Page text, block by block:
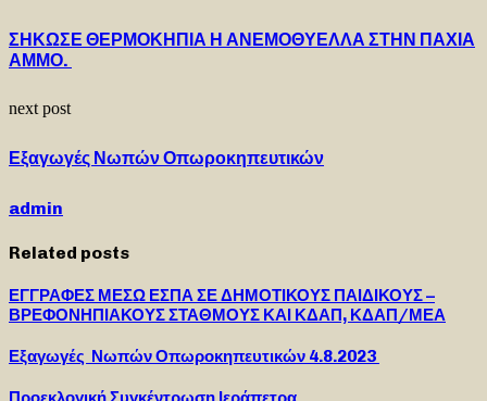
ΣΗΚΩΣΕ ΘΕΡΜΟΚΗΠΙΑ Η ΑΝΕΜΟΘΥΕΛΛΑ ΣΤΗΝ ΠΑΧΙΑ
ΑΜΜΟ.
next post
Εξαγωγές Νωπών Οπωροκηπευτικών
admin
Related posts
ΕΓΓΡΑΦΕΣ ΜΕΣΩ ΕΣΠΑ ΣΕ ΔΗΜΟΤΙΚΟΥΣ ΠΑΙΔΙΚΟΥΣ –
ΒΡΕΦΟΝΗΠΙΑΚΟΥΣ ΣΤΑΘΜΟΥΣ ΚΑΙ ΚΔΑΠ, ΚΔΑΠ/ΜΕΑ
Εξαγωγές Νωπών Οπωροκηπευτικών 4.8.2023